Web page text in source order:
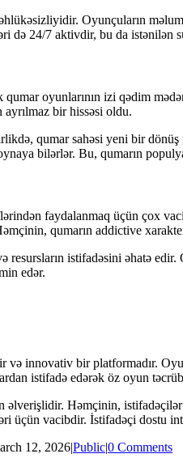
Oyunçuların
də 24/7 aktivdir, bu da istənilən
oyunlarının izi qədim
ayrılmaz bir hissəsi oldu.
qumar sahəsi yeni bir
bilərlər. Bu, qumarın
faydalanmaq üçün çox
qumarın addictive
istifadəsini əhatə edir.
edər.
və innovativ bir platformadır.
istifadə edərək öz oyun
əlverişlidir. Həmçinin,
üçün vacibdir. İstifadəçi dostu
12, 2026|Public|0 Comments